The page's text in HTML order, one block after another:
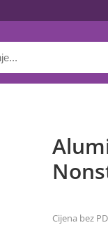
Cijena bez